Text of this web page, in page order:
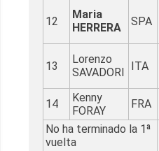
12
Maria
HERRERA
SPA
13
Lorenzo
SAVADORI ITA
14
Kenny
FORAY
FRA
No ha terminado la 1ª
vuelta